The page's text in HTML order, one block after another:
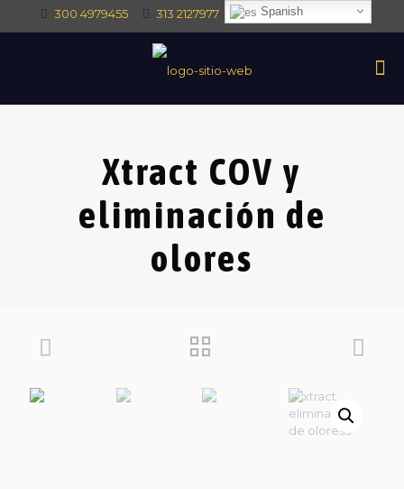
300 4979455 313 2127977 intec@intectrade.co
Xtract COV y
eliminación de
olores
Spanish